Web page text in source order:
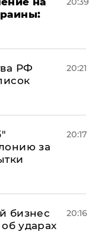
РФ
20:21
за
20:17
бизнес
ударах
20:16